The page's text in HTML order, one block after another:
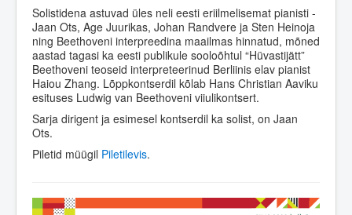
Solistidena astuvad üles neli eesti eriilmelisemat pianisti -
Jaan Ots, Age Juurikas, Johan Randvere ja Sten Heinoja
ning Beethoveni interpreedina maailmas hinnatud, mõned
aastad tagasi ka eesti publikule sooloõhtul “Hüvastijätt”
Beethoveni teoseid interpreteerinud Berliinis elav pianist
Haiou Zhang. Lõppkontserdil kõlab Hans Christian Aaviku
esituses Ludwig van Beethoveni viiulikontsert.
Sarja dirigent ja esimesel kontserdil ka solist, on Jaan
Ots.
Piletid müügil Piletilevis.